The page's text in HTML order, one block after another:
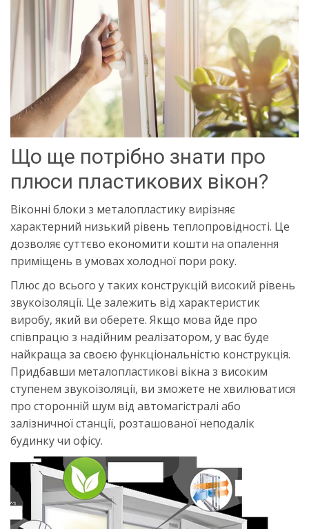
Що ще потрібно знати про
плюси пластикових вікон?
Віконні блоки з металопластику вирізняє
характерний низький рівень теплопровідності. Це
дозволяє суттєво економити кошти на опалення
приміщень в умовах холодної пори року.
Плюс до всього у таких конструкцій високий рівень
звукоізоляції. Це залежить від характеристик
виробу, який ви оберете. Якщо мова йде про
співпрацю з надійним реалізатором, у вас буде
найкраща за своєю функціональністю конструкція.
Придбавши металопластикові вікна з високим
ступенем звукоізоляції, ви зможете не хвилюватися
про сторонній шум від автомагістралі або
залізничної станції, розташованої неподалік
будинку чи офісу.